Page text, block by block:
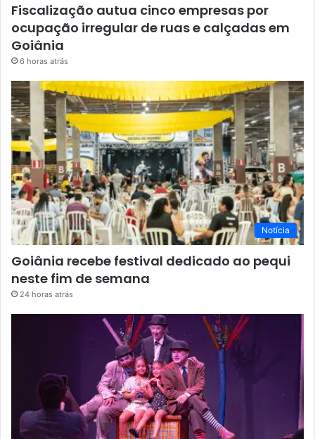
Fiscalização autua cinco empresas por
ocupação irregular de ruas e calçadas em
Goiânia
6 horas atrás
Notícia
Goiânia recebe festival dedicado ao pequi
neste fim de semana
24 horas atrás